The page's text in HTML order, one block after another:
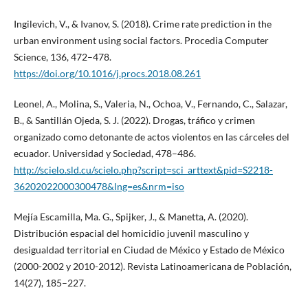
Ingilevich, V., & Ivanov, S. (2018). Crime rate prediction in the
urban environment using social factors. Procedia Computer
Science, 136, 472–478.
https://doi.org/10.1016/j.procs.2018.08.261
Leonel, A., Molina, S., Valeria, N., Ochoa, V., Fernando, C., Salazar,
B., & Santillán Ojeda, S. J. (2022). Drogas, tráfico y crimen
organizado como detonante de actos violentos en las cárceles del
ecuador. Universidad y Sociedad, 478–486.
http://scielo.sld.cu/scielo.php?script=sci_arttext&pid=S2218-
36202022000300478&lng=es&nrm=iso
Mejía Escamilla, Ma. G., Spijker, J., & Manetta, A. (2020).
Distribución espacial del homicidio juvenil masculino y
desigualdad territorial en Ciudad de México y Estado de México
(2000-2002 y 2010-2012). Revista Latinoamericana de Población,
14(27), 185–227.